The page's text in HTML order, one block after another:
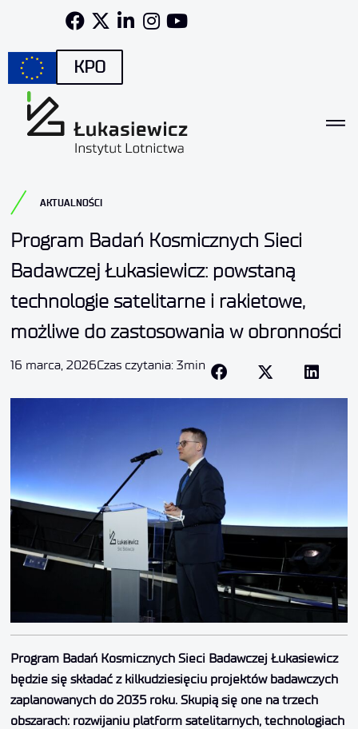
KPO
AKTUALNOŚCI
Program Badań Kosmicznych Sieci
Badawczej Łukasiewicz: powstaną
technologie satelitarne i rakietowe,
możliwe do zastosowania w obronności
16 marca, 2026Czas czytania: 3min
Program Badań Kosmicznych Sieci Badawczej Łukasiewicz
będzie się składać z kilkudziesięciu projektów badawczych
zaplanowanych do 2035 roku. Skupią się one na trzech
obszarach: rozwijaniu platform satelitarnych, technologiach